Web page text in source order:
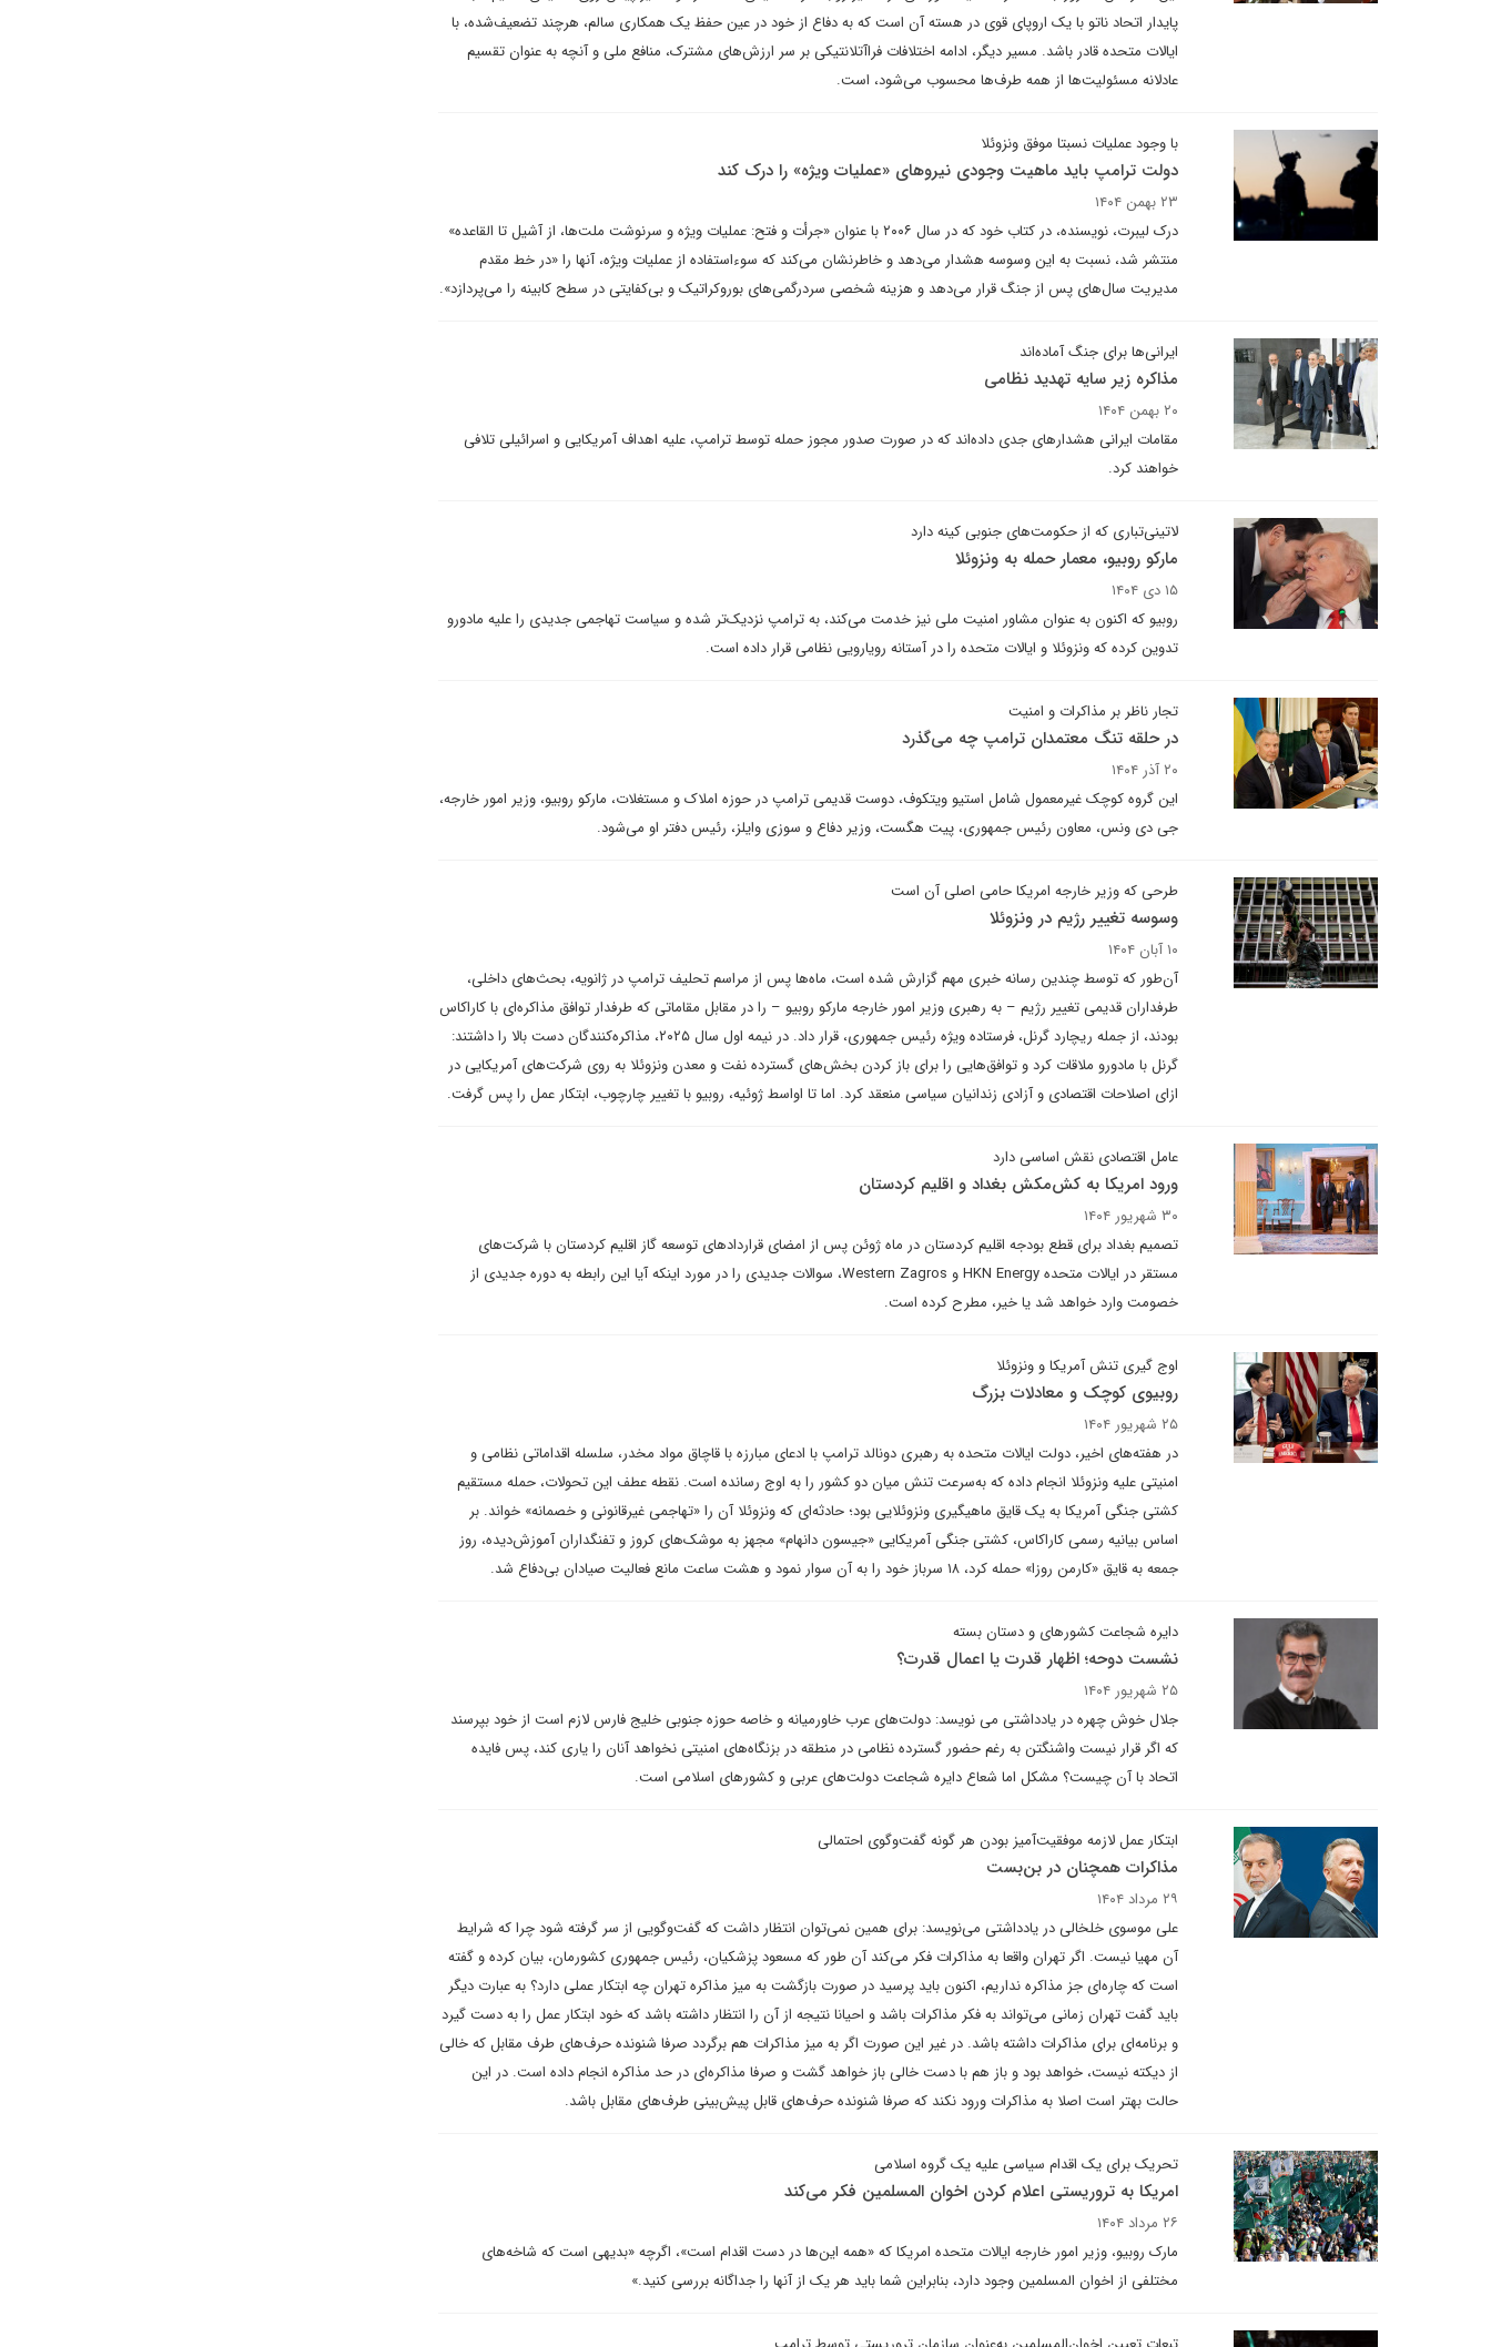
پایدار اتحاد ناتو با یک اروپای قوی در هسته آن است که به دفاع از خود در عین حفظ یک همکاری سالم، هرچند تضعیف‌شده، با
ایالات متحده قادر باشد. مسیر دیگر، ادامه اختلافات فراآتلانتیکی بر سر ارزش‌های مشترک، منافع ملی و آنچه به عنوان تقسیم
عادلانه مسئولیت‌ها از همه طرف‌ها محسوب می‌شود، است.
با وجود عملیات نسبتا موفق ونزوئلا
دولت ترامپ باید ماهیت وجودی نیروهای «عملیات ویژه» را درک کند
۲۳ بهمن ۱۴۰۴
درک لیبرت، نویسنده، در کتاب خود که در سال ۲۰۰۶ با عنوان «جرأت و فتح: عملیات ویژه و سرنوشت ملت‌ها، از آشیل تا القاعده»
منتشر شد، نسبت به این وسوسه هشدار می‌دهد و خاطرنشان می‌کند که سوءاستفاده از عملیات ویژه، آنها را «در خط مقدم
مدیریت سال‌های پس از جنگ قرار می‌دهد و هزینه شخصی سردرگمی‌های بوروکراتیک و بی‌کفایتی در سطح کابینه را می‌پردازد».
ایرانی‌ها برای جنگ آماده‌اند
مذاکره زیر سایه تهدید نظامی
۲۰ بهمن ۱۴۰۴
مقامات ایرانی هشدارهای جدی داده‌اند که در صورت صدور مجوز حمله توسط ترامپ، علیه اهداف آمریکایی و اسرائیلی تلافی
خواهند کرد.
لاتینی‌تباری که از حکومت‌های جنوبی کینه دارد
مارکو روبیو، معمار حمله به ونزوئلا
۱۵ دی ۱۴۰۴
روبیو که اکنون به عنوان مشاور امنیت ملی نیز خدمت می‌کند، به ترامپ نزدیک‌تر شده و سیاست تهاجمی جدیدی را علیه مادورو
تدوین کرده که ونزوئلا و ایالات متحده را در آستانه رویارویی نظامی قرار داده است.
تجار ناظر بر مذاکرات و امنیت
در حلقه تنگ معتمدان ترامپ چه می‌گذرد
۲۰ آذر ۱۴۰۴
این گروه کوچک غیرمعمول شامل استیو ویتکوف، دوست قدیمی ترامپ در حوزه املاک و مستغلات، مارکو روبیو، وزیر امور خارجه،
جی دی ونس، معاون رئیس جمهوری، پیت هگست، وزیر دفاع و سوزی وایلز، رئیس دفتر او می‌شود.
طرحی که وزیر خارجه امریکا حامی اصلی آن است
وسوسه تغییر رژیم در ونزوئلا
۱۰ آبان ۱۴۰۴
آن‌طور که توسط چندین رسانه خبری مهم گزارش شده است، ماه‌ها پس از مراسم تحلیف ترامپ در ژانویه، بحث‌های داخلی،
طرفداران قدیمی تغییر رژیم – به رهبری وزیر امور خارجه مارکو روبیو – را در مقابل مقاماتی که طرفدار توافق مذاکره‌ای با کاراکاس
بودند، از جمله ریچارد گرنل، فرستاده ویژه رئیس جمهوری، قرار داد. در نیمه اول سال ۲۰۲۵، مذاکره‌کنندگان دست بالا را داشتند:
گرنل با مادورو ملاقات کرد و توافق‌هایی را برای باز کردن بخش‌های گسترده نفت و معدن ونزوئلا به روی شرکت‌های آمریکایی در
ازای اصلاحات اقتصادی و آزادی زندانیان سیاسی منعقد کرد. اما تا اواسط ژوئیه، روبیو با تغییر چارچوب، ابتکار عمل را پس گرفت.
عامل اقتصادی نقش اساسی دارد
ورود امریکا به کش‌مکش بغداد و اقلیم کردستان
۳۰ شهریور ۱۴۰۴
تصمیم بغداد برای قطع بودجه اقلیم کردستان در ماه ژوئن پس از امضای قراردادهای توسعه گاز اقلیم کردستان با شرکت‌های
مستقر در ایالات متحده HKN Energy و Western Zagros، سوالات جدیدی را در مورد اینکه آیا این رابطه به دوره جدیدی از
خصومت وارد خواهد شد یا خیر، مطرح کرده است.
اوج گیری تنش آمریکا و ونزوئلا
روبیوی کوچک و معادلات بزرگ
۲۵ شهریور ۱۴۰۴
در هفته‌های اخیر، دولت ایالات متحده به رهبری دونالد ترامپ با ادعای مبارزه با قاچاق مواد مخدر، سلسله اقداماتی نظامی و
امنیتی علیه ونزوئلا انجام داده که به‌سرعت تنش میان دو کشور را به اوج رسانده است. نقطه عطف این تحولات، حمله مستقیم
کشتی جنگی آمریکا به یک قایق ماهیگیری ونزوئلایی بود؛ حادثه‌ای که ونزوئلا آن را «تهاجمی غیرقانونی و خصمانه» خواند. بر
اساس بیانیه رسمی کاراکاس، کشتی جنگی آمریکایی «جیسون دانهام» مجهز به موشک‌های کروز و تفنگداران آموزش‌دیده، روز
جمعه به قایق «کارمن روزا» حمله کرد، ۱۸ سرباز خود را به آن سوار نمود و هشت ساعت مانع فعالیت صیادان بی‌دفاع شد.
دایره شجاعت کشورهای و دستان بسته
نشست دوحه؛ اظهار قدرت یا اعمال قدرت؟
۲۵ شهریور ۱۴۰۴
جلال خوش چهره در یادداشتی می نویسد: دولت‌های عرب خاورمیانه و خاصه حوزه جنوبی خلیج فارس لازم است از خود بپرسند
که اگر قرار نیست واشنگتن به رغم حضور گسترده نظامی در منطقه در بزنگاه‌های امنیتی نخواهد آنان را یاری کند، پس فایده
اتحاد با آن چیست؟ مشکل اما شعاع دایره شجاعت دولت‌های عربی و کشورهای اسلامی است.
ابتکار عمل لازمه موفقیت‌آمیز بودن هر گونه گفت‌وگوی احتمالی
مذاکرات همچنان در بن‌بست
۲۹ مرداد ۱۴۰۴
علی موسوی خلخالی در یادداشتی می‌نویسد: برای همین نمی‌توان انتظار داشت که گفت‌وگویی از سر گرفته شود چرا که شرایط
آن مهیا نیست. اگر تهران واقعا به مذاکرات فکر می‌کند آن طور که مسعود پزشکیان، رئیس جمهوری کشورمان، بیان کرده و گفته
است که چاره‌ای جز مذاکره نداریم، اکنون باید پرسید در صورت بازگشت به میز مذاکره تهران چه ابتکار عملی دارد؟ به عبارت دیگر
باید گفت تهران زمانی می‌تواند به فکر مذاکرات باشد و احیانا نتیجه از آن را انتظار داشته باشد که خود ابتکار عمل را به دست گیرد
و برنامه‌ای برای مذاکرات داشته باشد. در غیر این صورت اگر به میز مذاکرات هم برگردد صرفا شنونده حرف‌های طرف مقابل که خالی
از دیکته نیست، خواهد بود و باز هم با دست خالی باز خواهد گشت و صرفا مذاکره‌ای در حد مذاکره انجام داده است. در این
حالت بهتر است اصلا به مذاکرات ورود نکند که صرفا شنونده حرف‌های قابل پیش‌بینی طرف‌های مقابل باشد.
تحریک برای یک اقدام سیاسی علیه یک گروه اسلامی
امریکا به تروریستی اعلام کردن اخوان المسلمین فکر می‌کند
۲۶ مرداد ۱۴۰۴
مارک روبیو، وزیر امور خارجه ایالات متحده امریکا که «همه این‌ها در دست اقدام است»، اگرچه «بدیهی است که شاخه‌های
مختلفی از اخوان المسلمین وجود دارد، بنابراین شما باید هر یک از آنها را جداگانه بررسی کنید.»